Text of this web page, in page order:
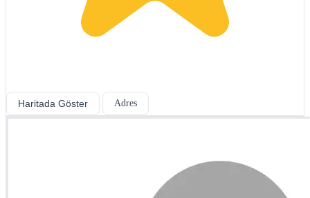
Haritada Göster Adres